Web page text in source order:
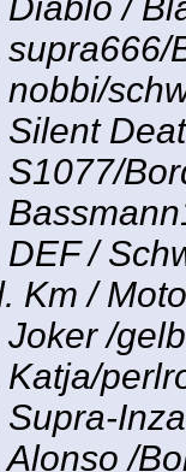
Diablo /
supra666/
nobbi/
S1077/
DEF /
Km /
Joker /
Katja/
Supra-
Alonso /